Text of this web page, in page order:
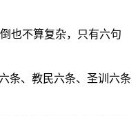
也不算复杂，只有六句
条、教民六条、圣训六条